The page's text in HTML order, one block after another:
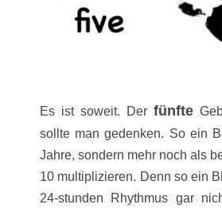
Es ist soweit. Der fünfte
sollte man gedenken. So ein
Jahre, sondern mehr noch als
10 multiplizieren. Denn so ein
24-stunden Rhythmus gar